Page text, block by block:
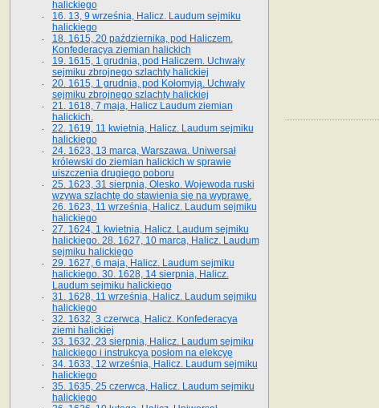
halickiego
16. 13, 9 września, Halicz. Laudum sejmiku
halickiego
18. 1615, 20 października, pod Haliczem.
Konfederacya ziemian halickich
19. 1615, 1 grudnia, pod Haliczem. Uchwały
sejmiku zbrojnego szlachty halickiej
20. 1615, 1 grudnia, pod Kołomyją. Uchwały
sejmiku zbrojnego szlachty halickiej
21. 1618, 7 maja, Halicz Laudum ziemian
halickich.
22. 1619, 11 kwietnia, Halicz. Laudum sejmiku
halickiego
24. 1623, 13 marca, Warszawa. Uniwersał
królewski do ziemian halickich w sprawie
uiszczenia drugiego poboru
25. 1623, 31 sierpnia, Olesko. Wojewoda ruski
wzywa szlachtę do stawienia się na wyprawę.
26. 1623, 11 września, Halicz. Laudum sejmiku
halickiego
27. 1624, 1 kwietnia, Halicz. Laudum sejmiku
halickiego. 28. 1627, 10 marca, Halicz. Laudum
sejmiku halickiego
29. 1627, 6 maja, Halicz. Laudum sejmiku
halickiego. 30. 1628, 14 sierpnia, Halicz.
Laudum sejmiku halickiego
31. 1628, 11 września, Halicz. Laudum sejmiku
halickiego
32. 1632, 3 czerwca, Halicz. Konfederacya
ziemi halickiej
33. 1632, 23 sierpnia, Halicz. Laudum sejmiku
halickiego i instrukcya posłom na elekcyę
34. 1633, 12 września, Halicz. Laudum sejmiku
halickiego
35. 1635, 25 czerwca, Halicz. Laudum sejmiku
halickiego